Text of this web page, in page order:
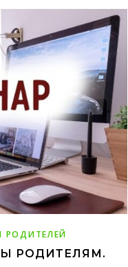
РОДИТЕЛЕЙ
РОДИТЕЛЯМ.